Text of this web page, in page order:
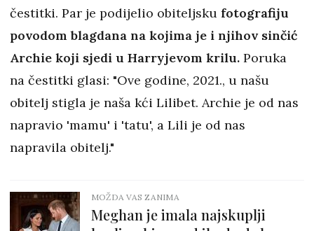
čestitki. Par je podijelio obiteljsku fotografiju
povodom blagdana na kojima je i njihov sinčić
Archie koji sjedi u Harryjevom krilu. Poruka
na čestitki glasi: "Ove godine, 2021., u našu
obitelj stigla je naša kći Lilibet. Archie je od nas
napravio 'mamu' i 'tatu', a Lili je od nas
napravila obitelj."
MOŽDA VAS ZANIMA
Meghan je imala najskuplji